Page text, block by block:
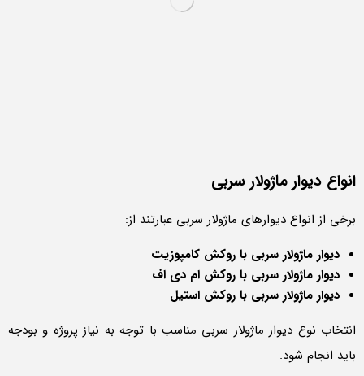
انواع دیوار ماژولار سربی
برخی از انواع دیوارهای ماژولار سربی عبارتند از:
دیوار ماژولار سربی با روکش کامپوزیت
دیوار ماژولار سربی با روکش ام دی اف
دیوار ماژولار سربی با روکش استیل
انتخاب نوع دیوار ماژولار سربی مناسب با توجه به نیاز پروژه و بودجه
باید انجام شود.